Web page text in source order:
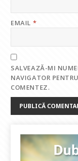
EMAIL *
SALVEAZĂ-MI
NAVIGATOR
COMENTEZ.